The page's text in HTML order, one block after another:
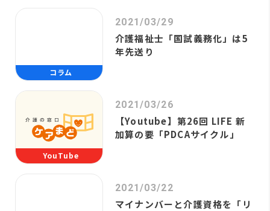
コラム
2021/03/29
介護福祉士「国試義務化」は5
年先送り
YouTube
2021/03/26
【Youtube】第26回 LIFE 新
加算の要「PDCAサイクル」
2021/03/22
マイナンバーと介護資格を「リ